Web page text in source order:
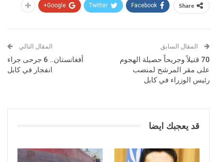
Share
Facebook
Twitter
Google+
المقال السابق
70 قتيلاً وجريحاً حصيلة الهجوم
على مقر المرشح لمنصب
رئيس الوزراء في كابل
المقال التالي
أفغانستان.. 6 جرحى جراء
انفجار في كابل
قد يعجبك ايضا